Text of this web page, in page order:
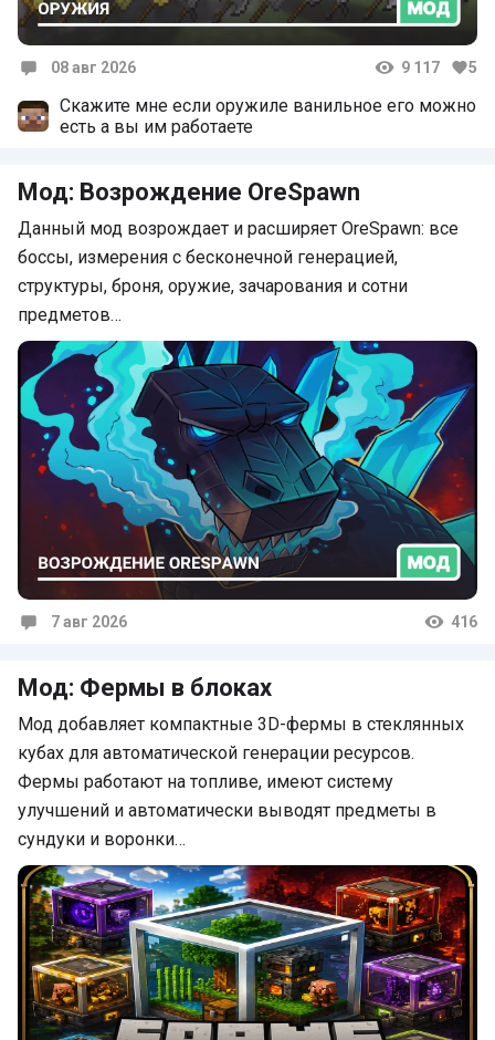
08 авг 2026 9 117 5
Скажите мне если оружиле ванильное его можно
есть а вы им работаете
Мод: Возрождение OreSpawn
Данный мод возрождает и расширяет OreSpawn: все
боссы, измерения с бесконечной генерацией,
структуры, броня, оружие, зачарования и сотни
предметов…
7 авг 2026 416
Мод: Фермы в блоках
Мод добавляет компактные 3D-фермы в стеклянных
кубах для автоматической генерации ресурсов.
Фермы работают на топливе, имеют систему
улучшений и автоматически выводят предметы в
сундуки и воронки…